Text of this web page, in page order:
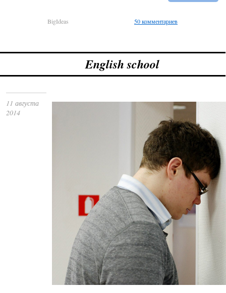
BigIdeas 50 комментариев
English school
11 августа
2014